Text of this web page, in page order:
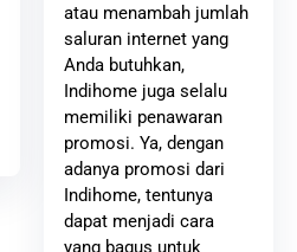
atau menambah jumlah
saluran internet yang
Anda butuhkan,
Indihome juga selalu
memiliki penawaran
promosi. Ya, dengan
adanya promosi dari
Indihome, tentunya
dapat menjadi cara
yang bagus untuk